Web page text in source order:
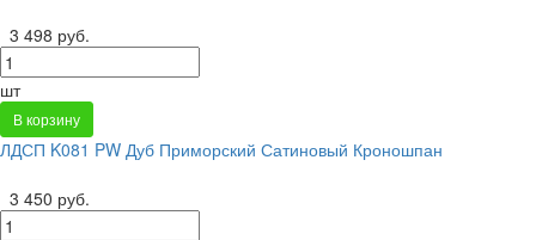
3 498 руб.
шт
В корзину
ЛДСП K081 PW Дуб Приморский Сатиновый Кроношпан
3 450 руб.